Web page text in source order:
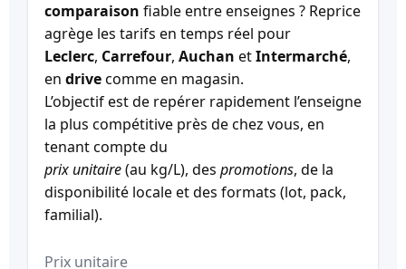
comparaison fiable entre enseignes ? Reprice
agrège les tarifs en temps réel pour
Leclerc, Carrefour, Auchan etIntermarché,
en drivecomme en magasin.
L’objectif est de repérer rapidement l’enseigne
la plus compétitive près de chez vous, en
tenant compte du
prix unitaire(au kg/L), des promotions, de la
disponibilité locale et des formats (lot, pack,
familial).
Prix unitaire